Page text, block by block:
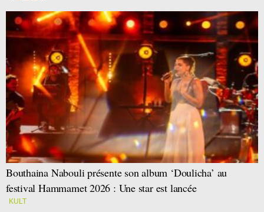
Bouthaina Nabouli présente son album ‘Doulicha’ au
festival Hammamet 2026 : Une star est lancée
KULT